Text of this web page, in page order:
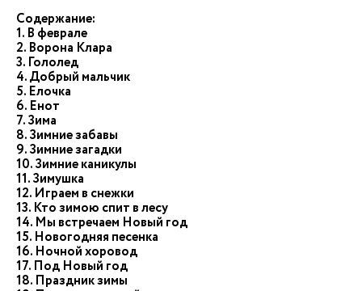
Содержание:
1. В феврале
2. Ворона Клара
3. Гололед
4. Добрый мальчик
5. Елочка
6. Енот
7. Зима
8. Зимние забавы
9. Зимние загадки
10. Зимние каникулы
11. Зимушка
12. Играем в снежки
13. Кто зимою спит в лесу
14. Мы встречаем Новый год
15. Новогодняя песенка
16. Ночной хоровод
17. Под Новый год
18. Праздник зимы